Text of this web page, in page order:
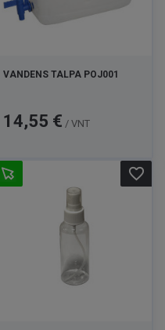
VANDENS TALPA POJ001
Kaina
14,55 € / VNT
favorite_border